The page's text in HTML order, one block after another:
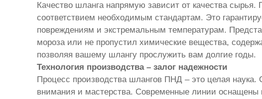
Качество шланга напрямую зависит от качества
соответствием необходимым стандартам. Это
повреждениям и экстремальным температурам.
мороза или не пропустил химические вещества,
позволяя вашему шлангу прослужить вам долгие годы.
Технология производства – залог надежности
Процесс производства шлангов ПНД – это целая наука.
внимания и мастерства. Современные линии